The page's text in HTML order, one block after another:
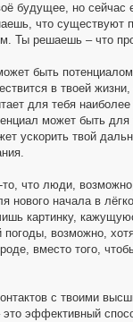
будущее, но сейчас
что существуют
Ты решаешь – что
быть
в твоей
для тебя
может быть
ускорить твой
что люди,
нового начала в
картинку,
погоды, возможно,
вместо того,
с твоими
эффективный